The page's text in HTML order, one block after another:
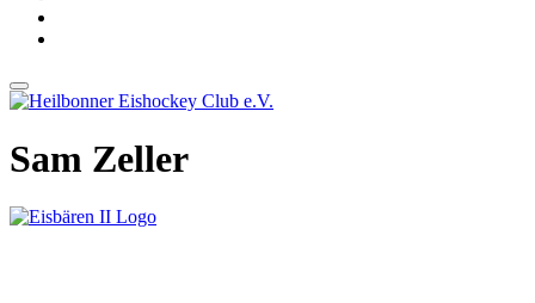
Sam Zeller